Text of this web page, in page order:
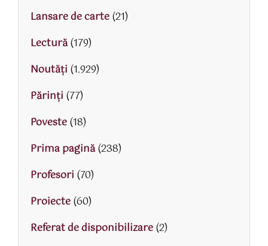
Lansare de carte(21)
Lectură(179)
Noutăți (1.929)
Părinţi (77)
Poveste(18)
Prima pagină(238)
Profesori (70)
Proiecte(60)
Referat de disponibilizare(2)